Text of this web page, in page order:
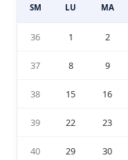
SM LU MA
36 1 2
37 8 9
38 15 16
39 22 23
40 29 30